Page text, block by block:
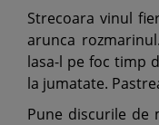
Strecoara vinul
arunca
lasa-l pe foc timp
la jumatate.
Pune discurile de